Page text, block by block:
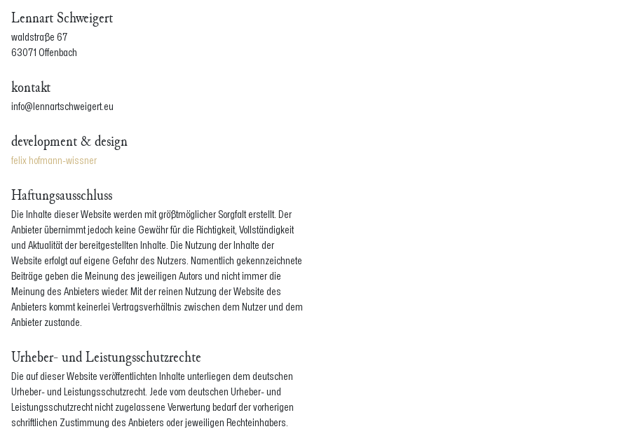
Lennart Schweigert
waldstraße 67
63071 Offenbach
kontakt
info@lennartschweigert.eu
development & design
felix hofmann-wissner
Haftungsausschluss
Die Inhalte dieser Website werden mit größtmöglicher Sorgfalt erstellt. Der
Anbieter übernimmt jedoch keine Gewähr für die Richtigkeit, Vollständigkeit
und Aktualität der bereitgestellten Inhalte. Die Nutzung der Inhalte der
Website erfolgt auf eigene Gefahr des Nutzers. Namentlich gekennzeichnete
Beiträge geben die Meinung des jeweiligen Autors und nicht immer die
Meinung des Anbieters wieder. Mit der reinen Nutzung der Website des
Anbieters kommt keinerlei Vertragsverhältnis zwischen dem Nutzer und dem
Anbieter zustande.
Urheber- und Leistungsschutzrechte
Die auf dieser Website veröffentlichten Inhalte unterliegen dem deutschen
Urheber- und Leistungsschutzrecht. Jede vom deutschen Urheber- und
Leistungsschutzrecht nicht zugelassene Verwertung bedarf der vorherigen
schriftlichen Zustimmung des Anbieters oder jeweiligen Rechteinhabers.